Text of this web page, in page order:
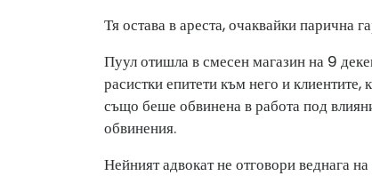
Тя остава в ареста, очаквайки парична
Пуул отишла в смесен магазин на 9
расистки епитети към него и
също беше обвинена в работа под
обвинения.
Нейният адвокат не отговори веднага